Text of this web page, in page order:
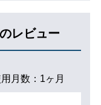
レビュー
月数： 1ヶ月